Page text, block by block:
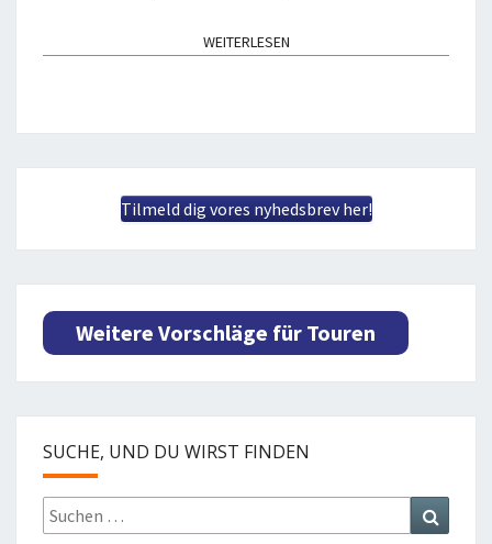
WEITERLESEN
WEITERLESEN
Tilmeld dig vores nyhedsbrev her!
Weitere Vorschläge für Touren
SUCHE, UND DU WIRST FINDEN
Suchen
nach: